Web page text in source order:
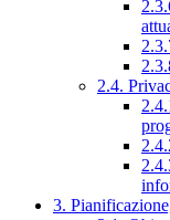
2.4.
3.